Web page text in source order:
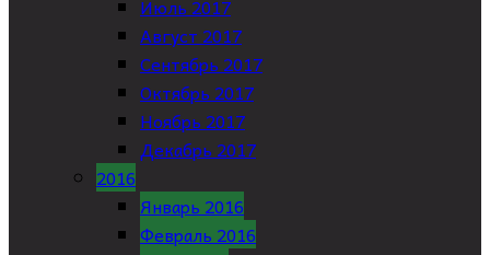
Июль 2017
Август 2017
Сентябрь 2017
Октябрь 2017
Ноябрь 2017
Декабрь 2017
2016
Январь 2016
Февраль 2016